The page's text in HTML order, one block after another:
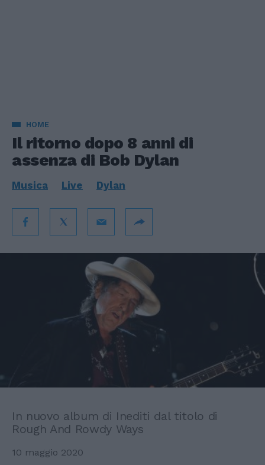
HOME
Il ritorno dopo 8 anni di
assenza di Bob Dylan
Musica Live Dylan
In nuovo album di Inediti dal titolo di
Rough And Rowdy Ways
10 maggio 2020